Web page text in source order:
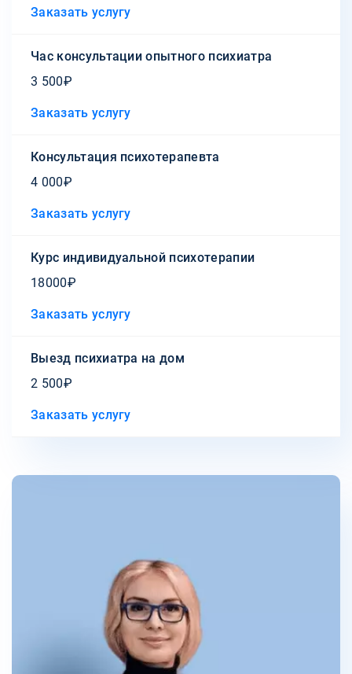
Заказать услугу
Час консультации опытного психиатра
3 500₽
Заказать услугу
Консультация психотерапевта
4 000₽
Заказать услугу
Курс индивидуальной психотерапии
18000₽
Заказать услугу
Выезд психиатра на дом
2 500₽
Заказать услугу